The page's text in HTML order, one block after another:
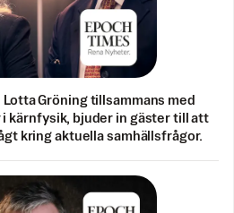
Gröning tillsammans med
kärnfysik, bjuder in gäster till att
kring aktuella samhällsfrågor.